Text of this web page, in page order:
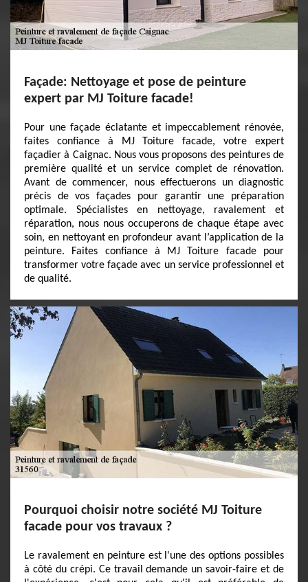
Façade: Nettoyage et pose de peinture
expert par MJ Toiture facade!
Pour une façade éclatante et impeccablement rénovée,
faites confiance à MJ Toiture facade, votre expert
façadier à Caignac. Nous vous proposons des peintures de
première qualité et un service complet de rénovation.
Avant de commencer, nous effectuerons un diagnostic
précis de vos façades pour garantir une préparation
optimale. Spécialistes en nettoyage, ravalement et
réparation, nous nous occuperons de chaque étape avec
soin, en nettoyant en profondeur avant l’application de la
peinture. Faites confiance à MJ Toiture facade pour
transformer votre façade avec un service professionnel et
de qualité.
Pourquoi choisir notre société MJ Toiture
facade pour vos travaux ?
Le ravalement en peinture est l'une des options possibles
à côté du crépi. Ce travail demande un savoir-faire et de